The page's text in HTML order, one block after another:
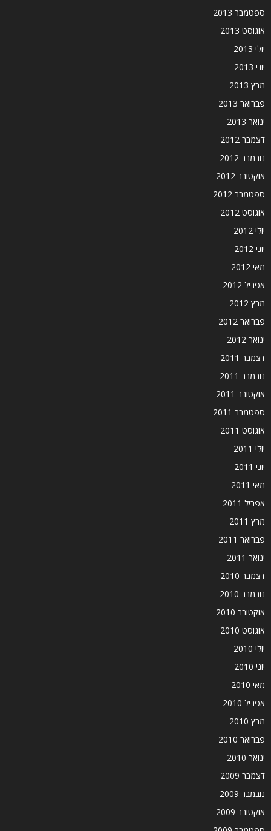
ספטמבר 2013
אוגוסט 2013
יולי 2013
יוני 2013
מרץ 2013
פברואר 2013
ינואר 2013
דצמבר 2012
נובמבר 2012
אוקטובר 2012
ספטמבר 2012
אוגוסט 2012
יולי 2012
יוני 2012
מאי 2012
אפריל 2012
מרץ 2012
פברואר 2012
ינואר 2012
דצמבר 2011
נובמבר 2011
אוקטובר 2011
ספטמבר 2011
אוגוסט 2011
יולי 2011
יוני 2011
מאי 2011
אפריל 2011
מרץ 2011
פברואר 2011
ינואר 2011
דצמבר 2010
נובמבר 2010
אוקטובר 2010
אוגוסט 2010
יולי 2010
יוני 2010
מאי 2010
אפריל 2010
מרץ 2010
פברואר 2010
ינואר 2010
דצמבר 2009
נובמבר 2009
אוקטובר 2009